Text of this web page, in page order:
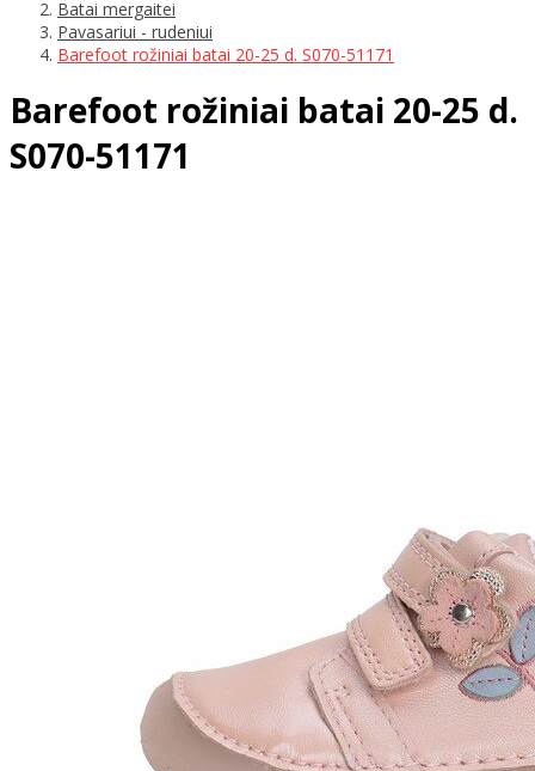
Batai mergaitei
Pavasariui - rudeniui
Barefoot rožiniai batai 20-25 d. S070-51171
Barefoot rožiniai batai 20-25 d.
S070-51171